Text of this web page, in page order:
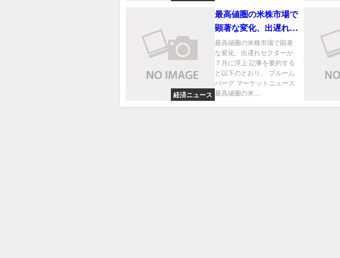
経済ニュース
最高値圏の米株市場で
顕著な変化、出遅れセ
クターが７月に浮上
最高値圏の米株市場で顕著
な変化、出遅れセクターが
７月に浮上 記事を要約する
と以下のとおり。 ブルーム
バーグ マーケットニュース
最高値圏の米...